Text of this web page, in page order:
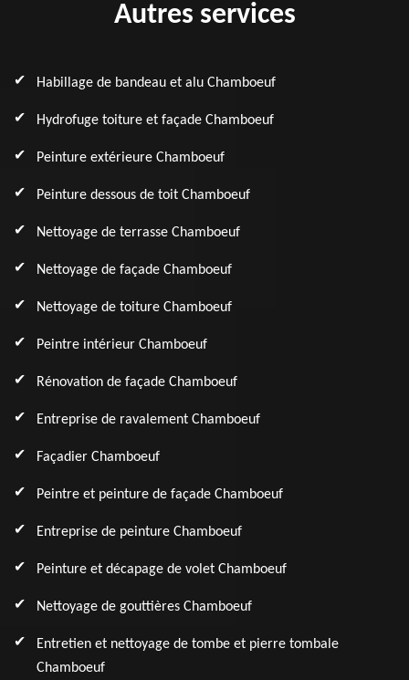
Autres services
Habillage de bandeau et alu Chamboeuf
Hydrofuge toiture et façade Chamboeuf
Peinture extérieure Chamboeuf
Peinture dessous de toit Chamboeuf
Nettoyage de terrasse Chamboeuf
Nettoyage de façade Chamboeuf
Nettoyage de toiture Chamboeuf
Peintre intérieur Chamboeuf
Rénovation de façade Chamboeuf
Entreprise de ravalement Chamboeuf
Façadier Chamboeuf
Peintre et peinture de façade Chamboeuf
Entreprise de peinture Chamboeuf
Peinture et décapage de volet Chamboeuf
Nettoyage de gouttières Chamboeuf
Entretien et nettoyage de tombe et pierre tombale
Chamboeuf